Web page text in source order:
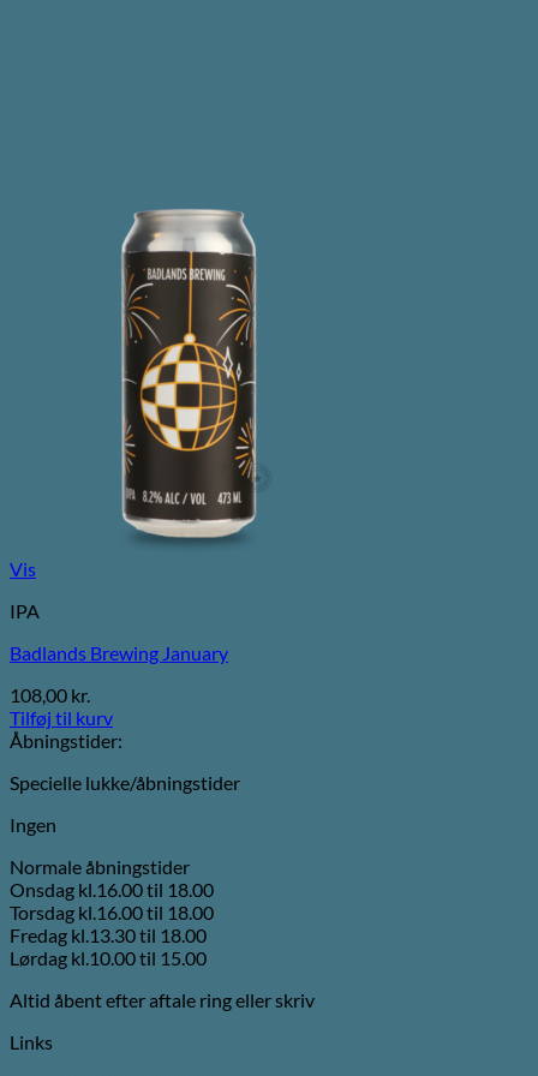
Vis
IPA
Badlands Brewing January
108,00 kr.
Tilføj til kurv
Åbningstider:
Specielle lukke/åbningstider
Ingen
Normale åbningstider
Onsdag kl.16.00 til 18.00
Torsdag kl.16.00 til 18.00
Fredag kl.13.30 til 18.00
Lørdag kl.10.00 til 15.00
Altid åbent efter aftale ring eller skriv
Links